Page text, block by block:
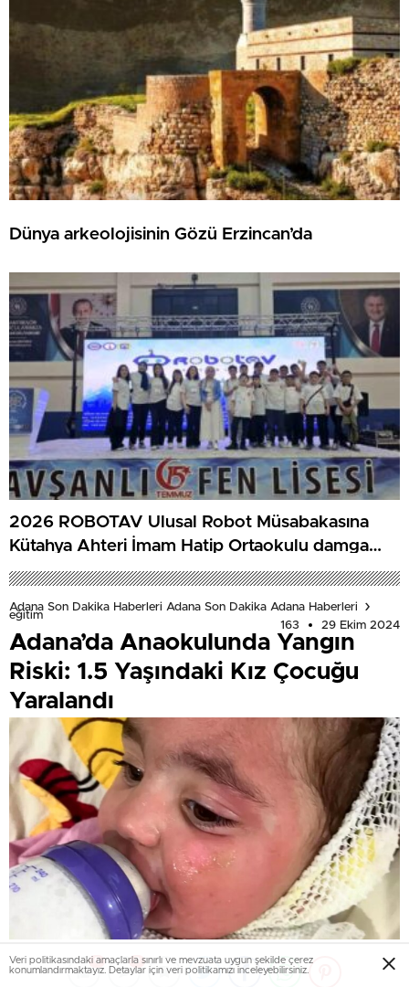
Dünya arkeolojisinin Gözü Erzincan’da
2026 ROBOTAV Ulusal Robot Müsabakasına
Kütahya Ahteri İmam Hatip Ortaokulu damga
vurdu
Adana Son Dakika Haberleri Adana Son Dakika Adana Haberleri
eğitim
163
29 Ekim 2024
Adana’da Anaokulunda Yangın
Riski: 1.5 Yaşındaki Kız Çocuğu
Yaralandı
0 0
Veri politikasındaki amaçlarla sınırlı ve mevzuata uygun şekilde çerez
konumlandırmaktayız. Detaylar için veri politikamızı inceleyebilirsiniz.